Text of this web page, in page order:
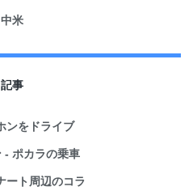
中米
記事
ンをドライブ
- ポカラの乗車
ート周辺のコラ